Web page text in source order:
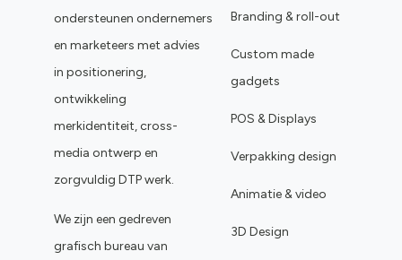
ondersteunen ondernemers
en marketeers met advies
in positionering,
ontwikkeling
merkidentiteit, cross-
media ontwerp en
zorgvuldig DTP werk.
We zijn een gedreven
grafisch bureau van
Branding & roll-out
Custom made
gadgets
POS & Displays
Verpakking design
Animatie & video
3D Design